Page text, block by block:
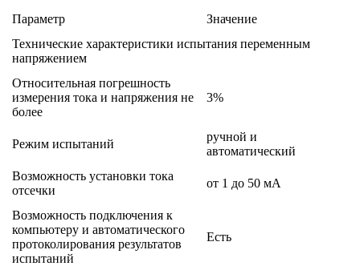
Параметр
Значение
Технические характеристики испытания переменным
напряжением
Относительная погрешность
измерения тока и напряжения не
более
3%
Режим испытаний
ручной и
автоматический
Возможность установки тока
отсечки
от 1 до 50 мА
Возможность подключения к
компьютеру и автоматического
протоколирования результатов
испытаний
Есть